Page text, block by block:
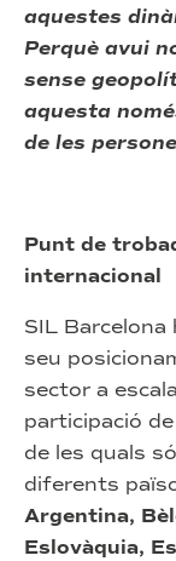
aquestes
Perquè avui
sense
aquesta
de les
Punt de
internacional
SIL
seu
sector a
participació de
de les quals
diferents
Argentina,
Eslovàquia,